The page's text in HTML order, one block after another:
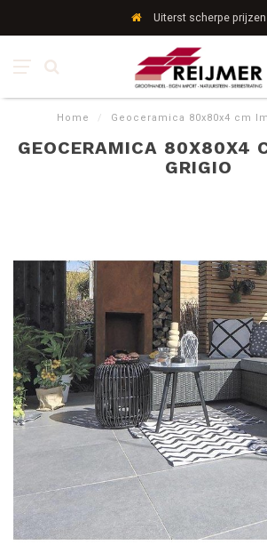
Uiterst scherpe prijzen
Home / Geoceramica 80x80x4 cm
GEOCERAMICA 80X80X4
GRIGIO